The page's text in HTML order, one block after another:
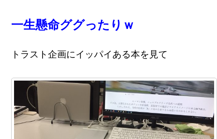
一生懸命ググったりｗ
トラスト企画にイッパイある本を見て